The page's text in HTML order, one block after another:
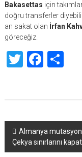
Bakasettas için
doğru transferler
an sakat olan İrfan
göreceğiz.
Twitter
Yazı
dolaşımı
Almanya
Çekya sınırlarını